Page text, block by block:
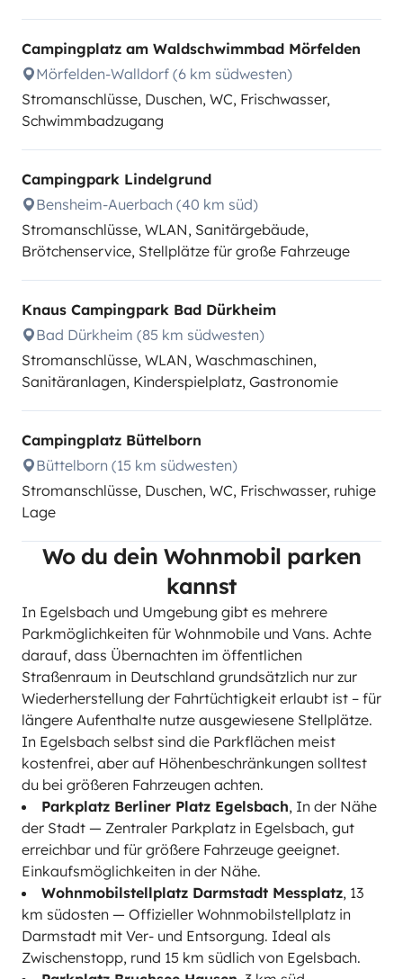
Campingplatz am Waldschwimmbad Mörfelden
Mörfelden-Walldorf (6 km südwesten)
Stromanschlüsse, Duschen, WC, Frischwasser,
Schwimmbadzugang
Campingpark Lindelgrund
Bensheim-Auerbach (40 km süd)
Stromanschlüsse, WLAN, Sanitärgebäude,
Brötchenservice, Stellplätze für große Fahrzeuge
Knaus Campingpark Bad Dürkheim
Bad Dürkheim (85 km südwesten)
Stromanschlüsse, WLAN, Waschmaschinen,
Sanitäranlagen, Kinderspielplatz, Gastronomie
Campingplatz Büttelborn
Büttelborn (15 km südwesten)
Stromanschlüsse, Duschen, WC, Frischwasser, ruhige
Lage
Wo du dein Wohnmobil parken
kannst
In Egelsbach und Umgebung gibt es mehrere
Parkmöglichkeiten für Wohnmobile und Vans. Achte
darauf, dass Übernachten im öffentlichen
Straßenraum in Deutschland grundsätzlich nur zur
Wiederherstellung der Fahrtüchtigkeit erlaubt ist – für
längere Aufenthalte nutze ausgewiesene Stellplätze.
In Egelsbach selbst sind die Parkflächen meist
kostenfrei, aber auf Höhenbeschränkungen solltest
du bei größeren Fahrzeugen achten.
Parkplatz Berliner Platz Egelsbach, In der Nähe
der Stadt — Zentraler Parkplatz in Egelsbach, gut
erreichbar und für größere Fahrzeuge geeignet.
Einkaufsmöglichkeiten in der Nähe.
Wohnmobilstellplatz Darmstadt Messplatz, 13
km südosten — Offizieller Wohnmobilstellplatz in
Darmstadt mit Ver- und Entsorgung. Ideal als
Zwischenstopp, rund 15 km südlich von Egelsbach.